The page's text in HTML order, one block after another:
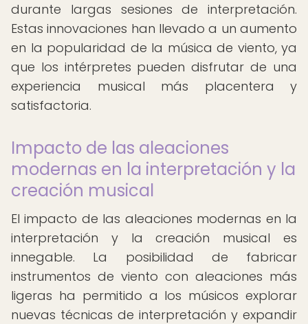
durante largas sesiones de interpretación.
Estas innovaciones han llevado a un aumento
en la popularidad de la música de viento, ya
que los intérpretes pueden disfrutar de una
experiencia musical más placentera y
satisfactoria.
Impacto de las aleaciones
modernas en la interpretación y la
creación musical
El impacto de las aleaciones modernas en la
interpretación y la creación musical es
innegable. La posibilidad de fabricar
instrumentos de viento con aleaciones más
ligeras ha permitido a los músicos explorar
nuevas técnicas de interpretación y expandir